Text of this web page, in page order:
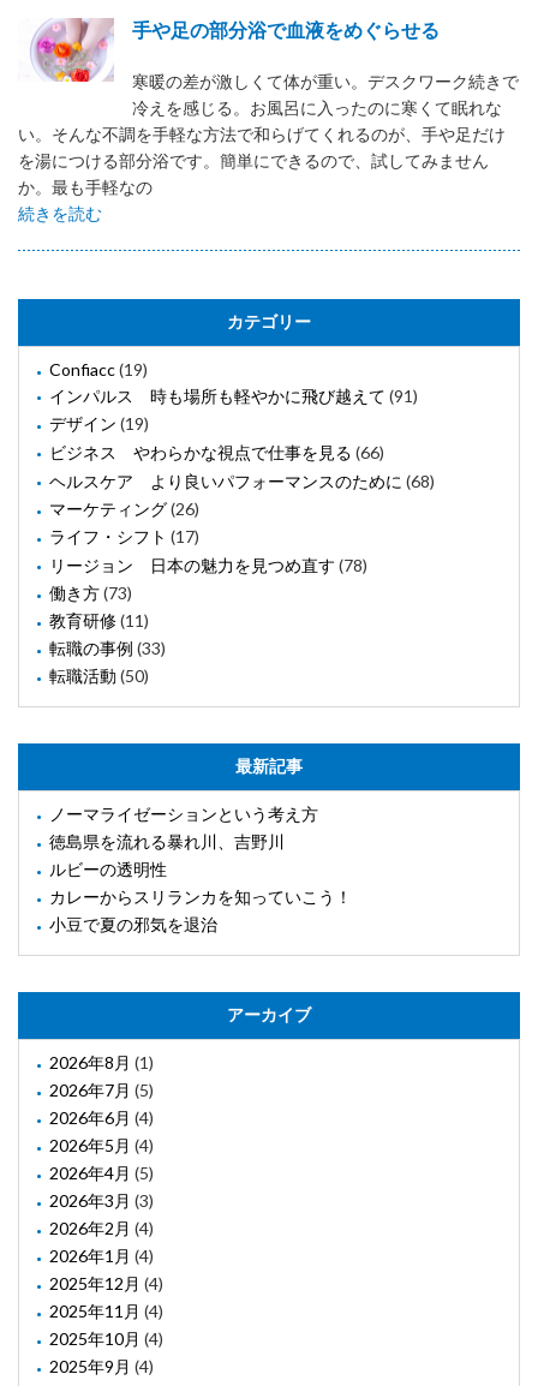
手や足の部分浴で血液をめぐらせる
寒暖の差が激しくて体が重い。デスクワーク続きで
冷えを感じる。お風呂に入ったのに寒くて眠れな
い。そんな不調を手軽な方法で和らげてくれるのが、手や足だけ
を湯につける部分浴です。簡単にできるので、試してみません
か。最も手軽なの
続きを読む
カテゴリー
Confiacc(19)
インパルス 時も場所も軽やかに飛び越えて (91)
デザイン (19)
ビジネス やわらかな視点で仕事を見る (66)
ヘルスケア より良いパフォーマンスのために (68)
マーケティング(26)
ライフ・シフト (17)
リージョン 日本の魅力を見つめ直す (78)
働き方(73)
教育研修(11)
転職の事例 (33)
転職活動 (50)
最新記事
ノーマライゼーションという考え方
徳島県を流れる暴れ川、吉野川
ルビーの透明性
カレーからスリランカを知っていこう！
小豆で夏の邪気を退治
アーカイブ
2026年8月 (1)
2026年7月 (5)
2026年6月 (4)
2026年5月 (4)
2026年4月 (5)
2026年3月 (3)
2026年2月 (4)
2026年1月 (4)
2025年12月 (4)
2025年11月 (4)
2025年10月 (4)
2025年9月 (4)